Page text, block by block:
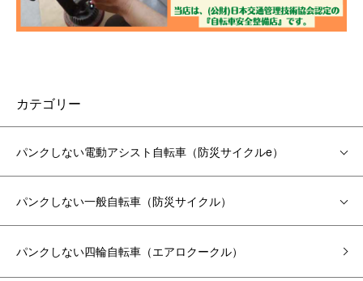
カテゴリー
パンクしない電動アシスト自転車（防災サイクルe）
パンクしない一般自転車（防災サイクル）
パンクしない四輪自転車（エアロクークル）